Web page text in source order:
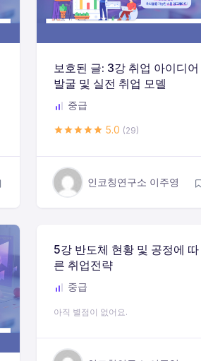
보호된 글: 3강 취업 아이디어
발굴 및 실전 취업 모델
중급
5.0 (29)
인코칭연구소 이주영
5강 반도체 현황 및 공정에 따
른 취업전략
중급
아직 별점이 없어요.